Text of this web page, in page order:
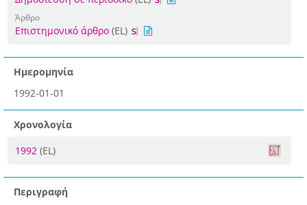
Άρθρο
Επιστημονικό άρθρο (EL)
Ημερομηνία
1992-01-01
Χρονολογία
1992 (EL)
Περιγραφή